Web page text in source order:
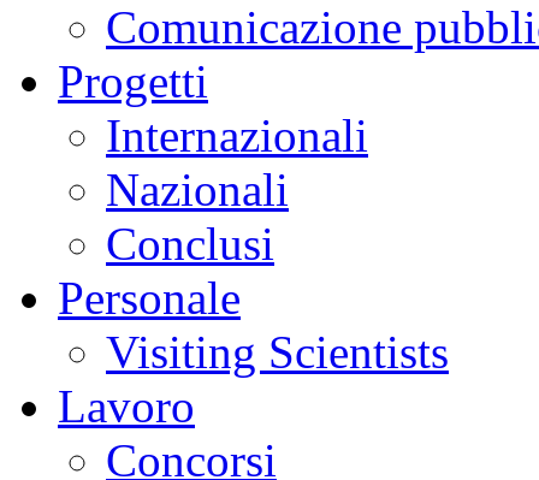
Comunicazione
Progetti
Internazionali
Nazionali
Conclusi
Personale
Visiting Scientists
Lavoro
Concorsi